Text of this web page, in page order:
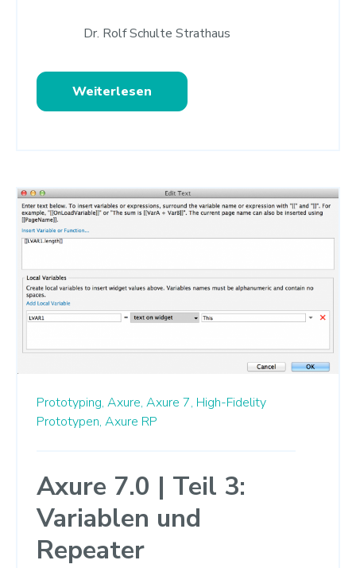
Dr. Rolf Schulte Strathaus
Weiterlesen
Prototyping, Axure, Axure 7, High-Fidelity
Prototypen, Axure RP
Axure 7.0 | Teil 3:
Variablen und
Repeater